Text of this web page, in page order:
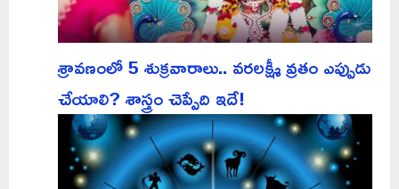
శ్రావణంలో 5 శుక్రవారాలు.. వరలక్ష్మీ వ్రతం ఎప్పుడు
చేయాలి? శాస్త్రం చెప్పేది ఇదే!